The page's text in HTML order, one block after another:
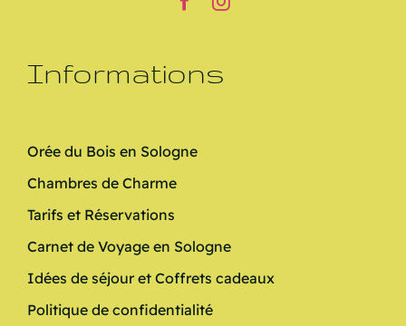
Informations
Orée du Bois en Sologne
Chambres de Charme
Tarifs et Réservations
Carnet de Voyage en Sologne
Idées de séjour et Coffrets cadeaux
Politique de confidentialité